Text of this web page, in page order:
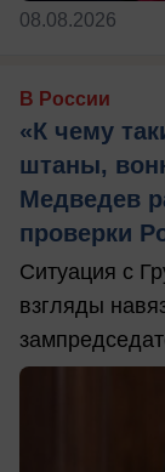
08.08.2026
В России
«К чему
штаны,
Медведев
проверки
Ситуация с
взгляды